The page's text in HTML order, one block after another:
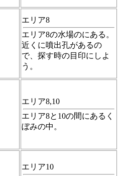
エリア8
エリア8の水場のにある。
近くに噴出孔があるの
で、探す時の目印にしよ
う。
エリア8,10
エリア8と10の間にあるく
ぼみの中。
エリア10